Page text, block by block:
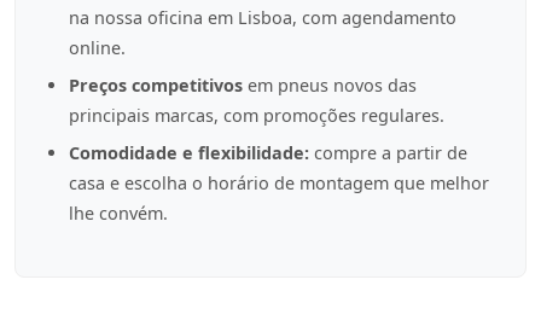
na nossa oficina em Lisboa, com agendamento
online.
Preços competitivos em pneus novos das
principais marcas, com promoções regulares.
Comodidade e flexibilidade: compre a partir de
casa e escolha o horário de montagem que melhor
lhe convém.